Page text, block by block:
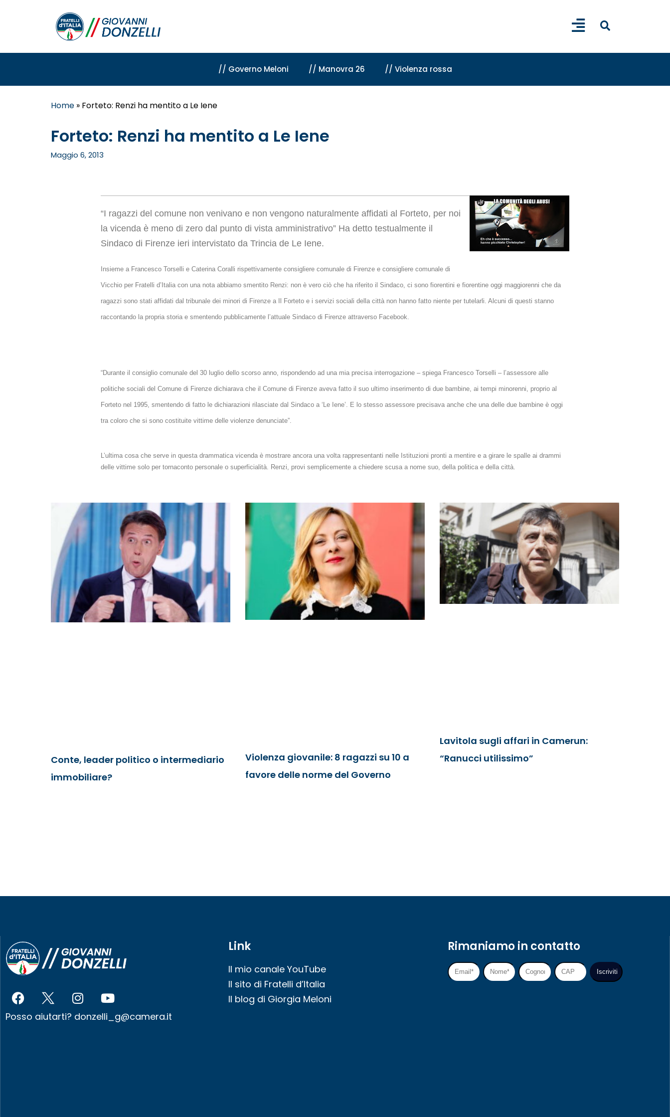
// Governo Meloni // Manovra 26 // Violenza rossa
Home » Forteto: Renzi ha mentito a Le Iene
Forteto: Renzi ha mentito a Le Iene
Maggio 6, 2013
“I ragazzi del comune non venivano e non vengono naturalmente affidati al Forteto, per noi
la vicenda è meno di zero dal punto di vista amministrativo” Ha detto testualmente il
Sindaco di Firenze ieri intervistato da Trincia de Le Iene.
Insieme a Francesco Torselli e Caterina Coralli rispettivamente consigliere comunale di Firenze e consigliere comunale di
Vicchio per Fratelli d’Italia con una nota abbiamo smentito Renzi: non è vero ciò che ha riferito il Sindaco, ci sono fiorentini e fiorentine oggi maggiorenni che da
ragazzi sono stati affidati dal tribunale dei minori di Firenze a Il Forteto e i servizi sociali della città non hanno fatto niente per tutelarli. Alcuni di questi stanno
raccontando la propria storia e smentendo pubblicamente l’attuale Sindaco di Firenze attraverso Facebook.
“Durante il consiglio comunale del 30 luglio dello scorso anno, rispondendo ad una mia precisa interrogazione – spiega Francesco Torselli – l’assessore alle
politiche sociali del Comune di Firenze dichiarava che il Comune di Firenze aveva fatto il suo ultimo inserimento di due bambine, ai tempi minorenni, proprio al
Forteto nel 1995, smentendo di fatto le dichiarazioni rilasciate dal Sindaco a ‘Le Iene’. E lo stesso assessore precisava anche che una delle due bambine è oggi
tra coloro che si sono costituite vittime delle violenze denunciate”.
L’ultima cosa che serve in questa drammatica vicenda è mostrare ancora una volta rappresentanti nelle Istituzioni pronti a mentire e a girare le spalle ai drammi
delle vittime solo per tornaconto personale o superficialità. Renzi, provi semplicemente a chiedere scusa a nome suo, della politica e della città.
Conte, leader politico o intermediario
immobiliare?
Violenza giovanile: 8 ragazzi su 10 a
favore delle norme del Governo
Lavitola sugli affari in Camerun:
“Ranucci utilissimo”
Posso aiutarti? donzelli_g@camera.it
Link
Il mio canale YouTube
Il sito di Fratelli d’Italia
Il blog di Giorgia Meloni
Rimaniamo in contatto